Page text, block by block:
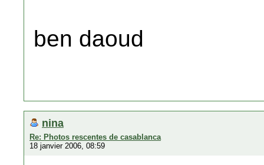
ben daoud
nina
Re: Photos rescentes de casablanca
18 janvier 2006, 08:59